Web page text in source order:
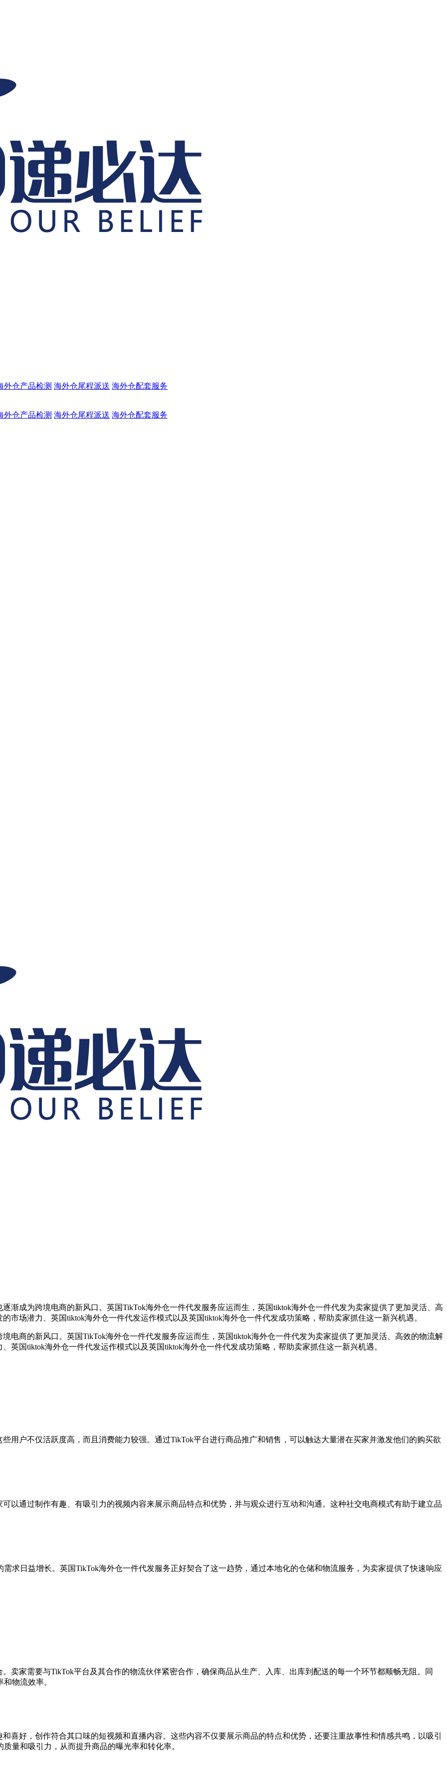
外仓产品检测 海外仓尾程派送 海外仓配套服务
外仓产品检测 海外仓尾程派送 海外仓配套服务
渐成为跨境电商的新风口。英国TikTok海外仓一件代发服务应运而生，英国tiktok海外仓一件代发为卖家提供了更加灵活、高
市场潜力、英国tiktok海外仓一件代发运作模式以及英国tiktok海外仓一件代发成功策略，帮助卖家抓住这一新兴机遇。
电商的新风口。英国TikTok海外仓一件代发服务应运而生，英国tiktok海外仓一件代发为卖家提供了更加灵活、高效的物流解
英国tiktok海外仓一件代发运作模式以及英国tiktok海外仓一件代发成功策略，帮助卖家抓住这一新兴机遇。
用户不仅活跃度高，而且消费能力较强。通过TikTok平台进行商品推广和销售，可以触达大量潜在买家并激发他们的购买欲
以通过制作有趣、有吸引力的视频内容来展示商品特点和优势，并与观众进行互动和沟通。这种社交电商模式有助于建立品
求日益增长。英国TikTok海外仓一件代发服务正好契合了这一趋势，通过本地化的仓储和物流服务，为卖家提供了快速响应
卖家需要与TikTok平台及其合作的物流伙伴紧密合作，确保商品从生产、入库、出库到配送的每一个环节都顺畅无阻。同
物流效率。
喜好，创作符合其口味的短视频和直播内容。这些内容不仅要展示商品的特点和优势，还要注重故事性和情感共鸣，以吸引
量和吸引力，从而提升商品的曝光率和转化率。